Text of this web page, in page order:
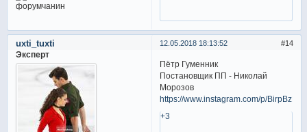
14
12.05.2018 18:13:52
uxti_tuxti
Эксперт
Пётр Гуменник
Постановщик ПП - Николай
Морозов
https://www.instagram.com/p/
+3